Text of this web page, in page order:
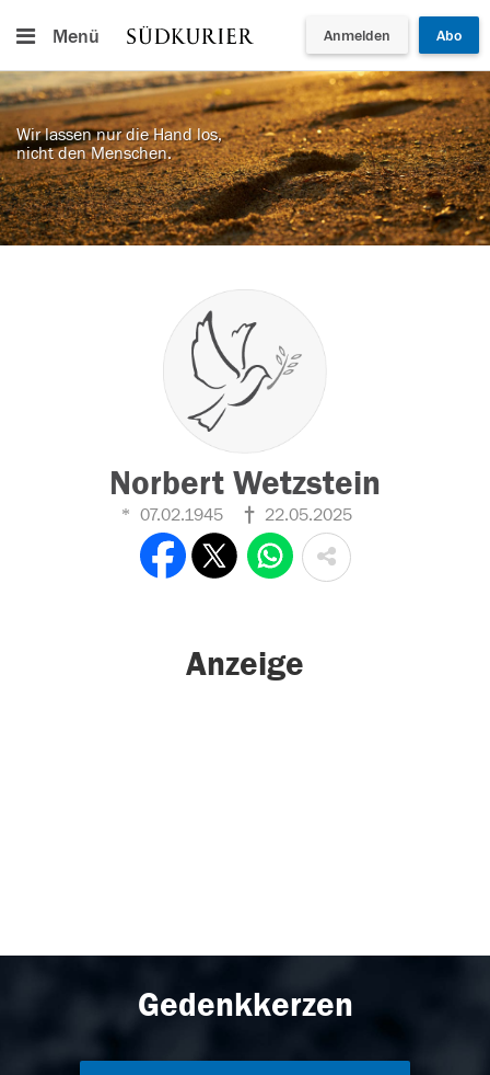
Menü Anmelden Abo
Wir lassen nur die Hand los,
nicht den Menschen.
Norbert Wetzstein
07.02.1945 22.05.2025
Anzeige
Gedenkkerzen